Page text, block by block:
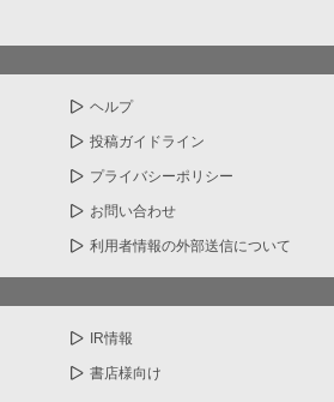
ヘルプ
投稿ガイドライン
プライバシーポリシー
お問い合わせ
利用者情報の外部送信について
IR情報
書店様向け